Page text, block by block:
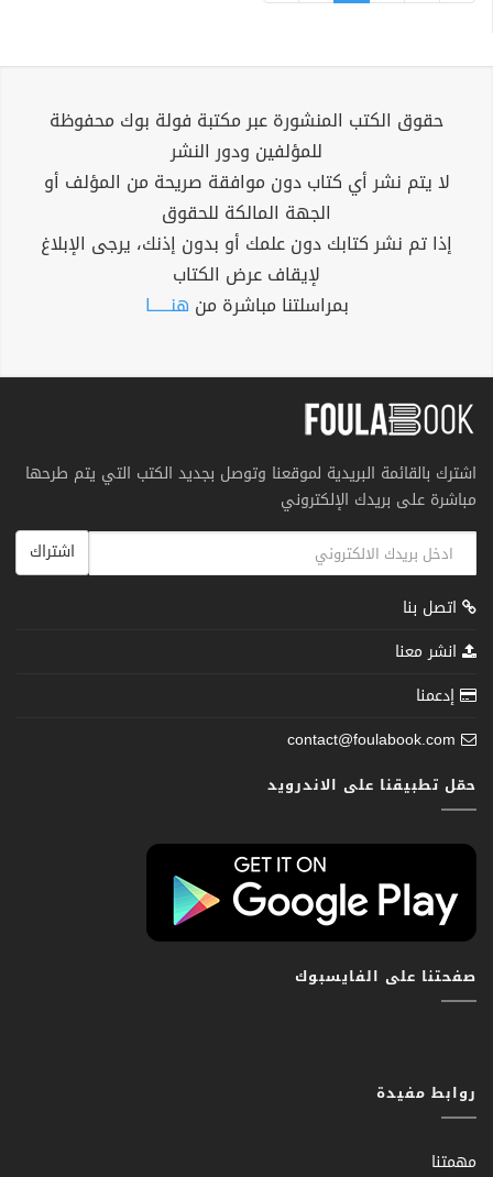
حقوق الكتب المنشورة عبر مكتبة فولة بوك محفوظة
للمؤلفين ودور النشر
لا يتم نشر أي كتاب دون موافقة صريحة من المؤلف أو
الجهة المالكة للحقوق
إذا تم نشر كتابك دون علمك أو بدون إذنك، يرجى الإبلاغ
لإيقاف عرض الكتاب
بمراسلتنا مباشرة من هنــــــا
اشترك بالقائمة البريدية لموقعنا وتوصل بجديد الكتب التي يتم طرحها
مباشرة على بريدك الإلكتروني
اشتراك
اتصل بنا
انشر معنا
إدعمنا
contact@foulabook.com
حمّل تطبيقنا على الاندرويد
صفحتنا على الفايسبوك
روابط مفيدة
مهمتنا